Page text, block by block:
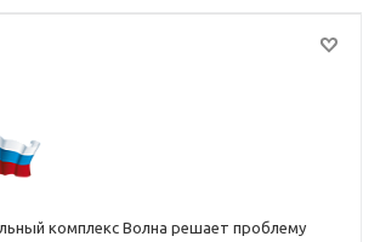
комплекс Волна решает проблему